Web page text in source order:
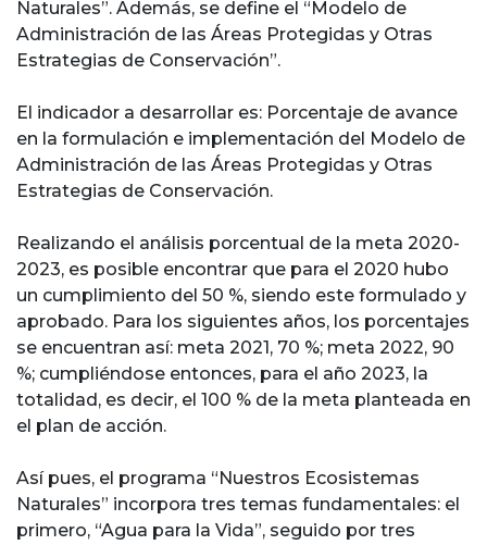
Naturales”. Además, se define el “Modelo de
Administración de las Áreas Protegidas y Otras
Estrategias de Conservación”.
El indicador a desarrollar es: Porcentaje de avance
en la formulación e implementación del Modelo de
Administración de las Áreas Protegidas y Otras
Estrategias de Conservación.
Realizando el análisis porcentual de la meta 2020-
2023, es posible encontrar que para el 2020 hubo
un cumplimiento del 50 %, siendo este formulado y
aprobado. Para los siguientes años, los porcentajes
se encuentran así: meta 2021, 70 %; meta 2022, 90
%; cumpliéndose entonces, para el año 2023, la
totalidad, es decir, el 100 % de la meta planteada en
el plan de acción.
Así pues, el programa “Nuestros Ecosistemas
Naturales” incorpora tres temas fundamentales: el
primero, “Agua para la Vida”, seguido por tres